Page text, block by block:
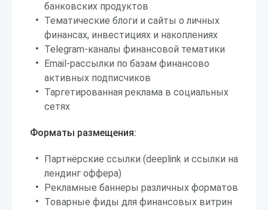
банковских продуктов
Тематические блоги и сайты о личных
финансах, инвестициях и накоплениях
Telegram-каналы финансовой тематики
Email-рассылки по базам финансово
активных подписчиков
Таргетированная реклама в социальных
сетях
Форматы размещения:
Партнёрские ссылки (deeplink и ссылки на
лендинг оффера)
Рекламные баннеры различных форматов
Товарные фиды для финансовых витрин